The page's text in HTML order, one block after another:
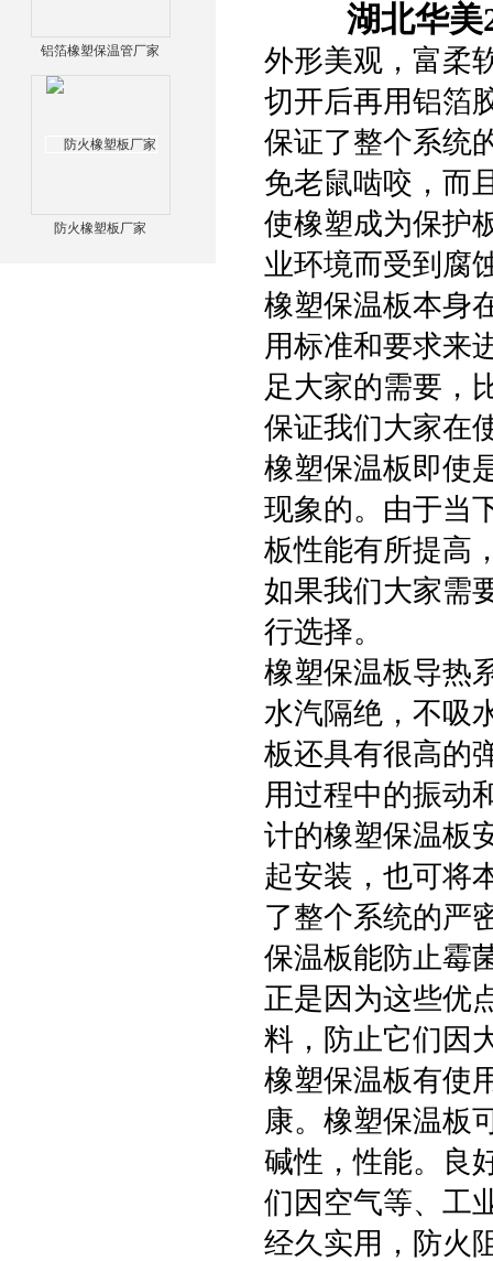
铝箔橡塑保温管厂家
防火橡塑板厂家
湖北华美
外形美观，富柔
切开后再用铝箔
保证了整个系统
免老鼠啮咬，而
使橡塑成为保护
业环境而受到腐
橡塑保温板本身
用标准和要求来
足大家的需要，
保证我们大家在
橡塑保温板即使
现象的。由于当
板性能有所提高
如果我们大家需
行选择。
橡塑保温板导热
水汽隔绝，不吸
板还具有很高的
用过程中的振动
计的橡塑保温板
起安装，也可将
了整个系统的严
保温板能防止霉
正是因为这些优
料，防止它们因
橡塑保温板有使
康。橡塑保温板
碱性，性能。良
们因空气等、工
经久实用，防火